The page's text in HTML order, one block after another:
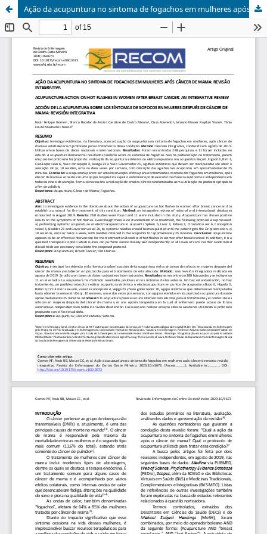
Ação da acupuntura no sintoma de fogachos em mulheres após câncer de mama: revisão integrativa